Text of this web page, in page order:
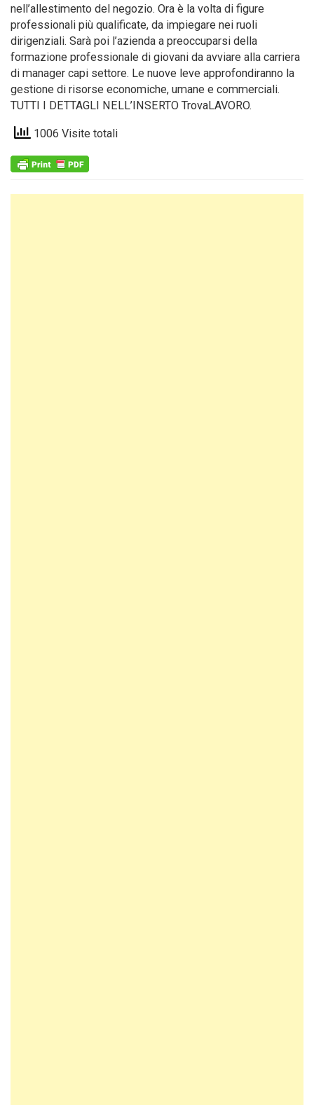
nell’allestimento del negozio. Ora è la volta di figure
professionali più qualificate, da impiegare nei ruoli
dirigenziali. Sarà poi l’azienda a preoccuparsi della
formazione professionale di giovani da avviare alla carriera
di manager capi settore. Le nuove leve approfondiranno la
gestione di risorse economiche, umane e commerciali.
TUTTI I DETTAGLI NELL’INSERTO TrovaLAVORO.
1006 Visite totali